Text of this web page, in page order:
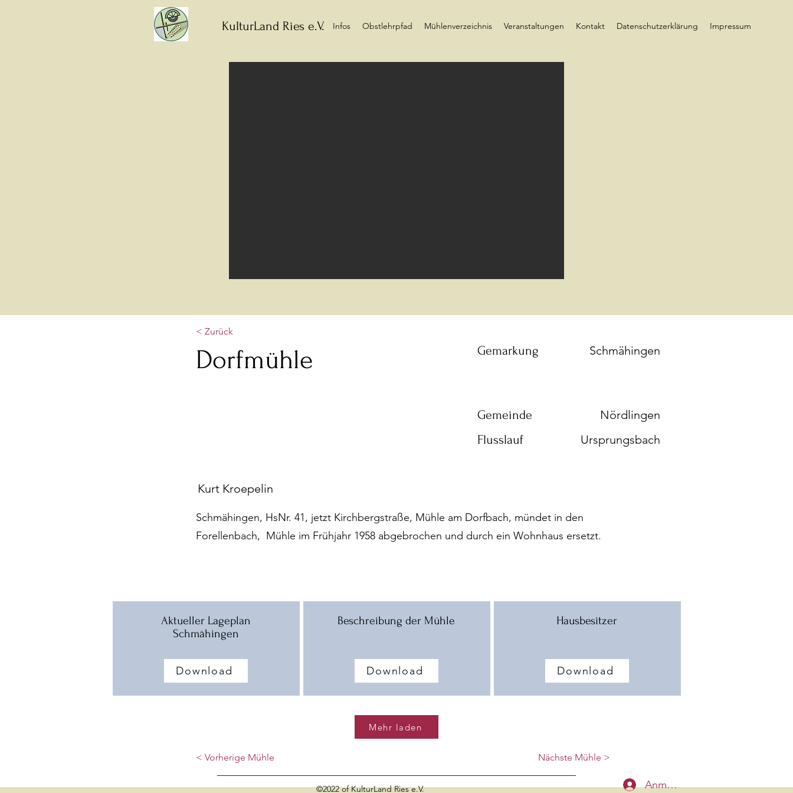
Infos Obstlehrpfad Mühlenverzeichnis Veranstaltungen Kontakt Datenschutzerklärung Impressum
KulturLand Ries e.V.
Dorfmühle
< Zurück
Gemarkung Schmähingen
Gemeinde
Nördlingen
Flusslauf
Ursprungsbach
Kurt Kroepelin
Schmähingen, HsNr. 41, jetzt Kirchbergstraße, Mühle am Dorfbach, mündet in den
Forellenbach, Mühle im Frühjahr 1958 abgebrochen und durch ein Wohnhaus ersetzt.
Aktueller Lageplan
Schmähingen
Download
Beschreibung der Mühle
Download
Hausbesitzer
Download
Mehr laden
< Vorherige Mühle Nächste Mühle >
©2022 of KulturLand Ries e.V. Anmelden